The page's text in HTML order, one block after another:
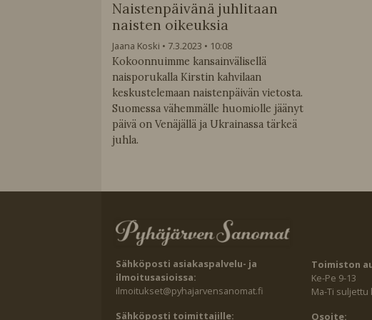
Naistenpäivänä juhlitaan
naisten oikeuksia
Jaana Koski 7.3.2023
10:08
Kokoonnuimme kansainvälisellä
naisporukalla Kirstin kahvilaan
keskustelemaan naistenpäivän vietosta.
Suomessa vähemmälle huomiolle jäänyt
päivä on Venäjällä ja Ukrainassa tärkeä
juhla.
Sähköposti asiakaspalvelu- ja
ilmoitusasioissa:
ilmoitukset@pyhajarvensanomat.fi
Sähköposti toimittajille:
Toimiston
Ke-Pe 9-13
Ma-Ti suljettu
Osoite: